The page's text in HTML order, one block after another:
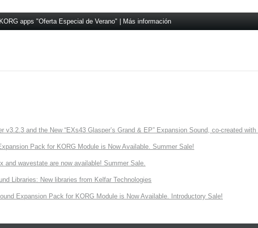
KORG apps "Oferta Especial de Verano" | Más información
v3.2.3 and the New “EXs43 Glasper’s Grand & EP” Expansion Sound, co-created
Pack for KORG Module is Now Available. Summer Sale!
and wavestate are now available! Summer Sale.
Libraries: New libraries from Kelfar Technologies
Expansion Pack for KORG Module is Now Available. Introductory Sale!